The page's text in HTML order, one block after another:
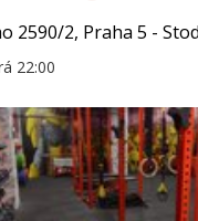
2590/2, Praha 5 -
22:00